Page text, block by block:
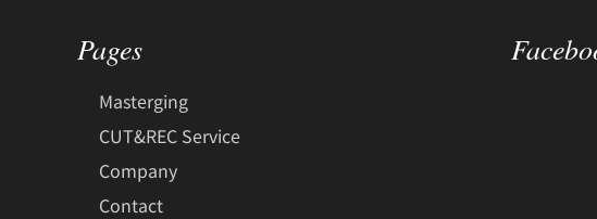
Pages
Masterging
CUT&REC Service
Company
Contact